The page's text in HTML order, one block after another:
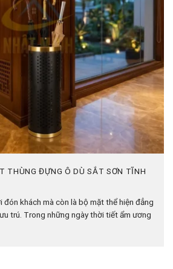
THÙNG ĐỰNG Ô DÙ SẮT SƠN TĨNH
đón khách mà còn là bộ mặt thể hiện đẳng
trú. Trong những ngày thời tiết ẩm ương